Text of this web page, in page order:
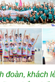
đoàn, khách